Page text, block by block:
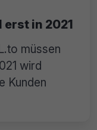
in 2021
müssen
wird
Kunden